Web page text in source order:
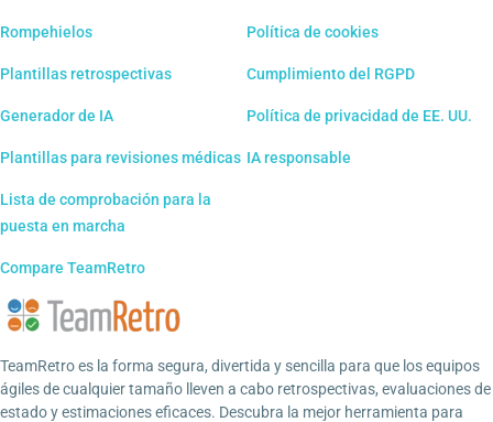
Rompehielos
Plantillas retrospectivas
Generador de IA
Plantillas para revisiones médicas
Lista de comprobación para la
puesta en marcha
Compare TeamRetro
Política de cookies
Cumplimiento del RGPD
Política de privacidad de EE. UU.
IA responsable
TeamRetro es la forma segura, divertida y sencilla para que los equipos
ágiles de cualquier tamaño lleven a cabo retrospectivas, evaluaciones de
estado y estimaciones eficaces. Descubra la mejor herramienta para